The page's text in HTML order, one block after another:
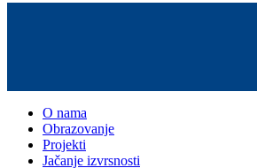
O nama
Obrazovanje
Projekti
Jačanje izvrsnosti